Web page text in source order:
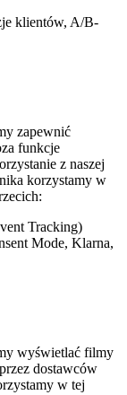
klientów, A/B-
zapewnić
funkcje
z naszej
korzystamy w
Tracking)
Mode, Klarna,
wyświetlać filmy
dostawców
w tej